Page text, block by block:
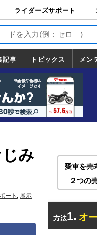
ライダーズサポート
ライダーズサポート
TOP
バイク輸送
バイクガレージライ
フ
バイク車両保険
ロードサービス
バイク試乗
記事 トピックス
トピックス
一覧
ホンダ
ヤマハ
スズキ
カワサキ
ハーレーダ
ビッドソン
BMW
ドゥカティ
トライアン
フ
メン
み
ート , 展示
愛車を売
２つの
方法1. オ